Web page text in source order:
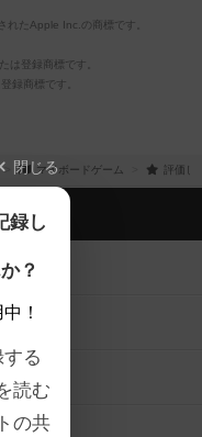
たApple Inc.の商標です。
は登録商標です。
録商標です。
マイボードゲーム 評価し
閉じる
録し
？
！
る
読む
の共